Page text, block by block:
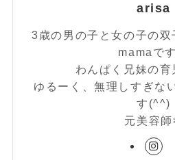
arisa
3歳の男の子と女の子の
mamaで
わんぱく兄妹の育
ゆるーく、無理しすぎな
す(^^)
元美容